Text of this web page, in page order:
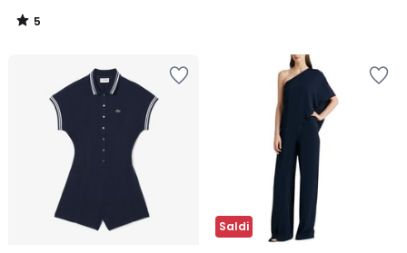
5
/
Saldi